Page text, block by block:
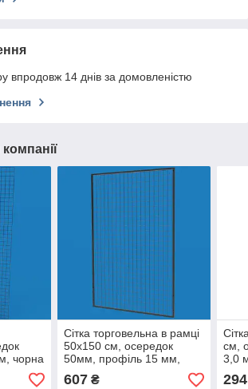
впродовж 14 днів за домовленістю
чорна
Сітка торговельна в рамці
50х150 см, осередок
50мм, профіль 15 мм,
чорна
607₴
см,
3,0
294